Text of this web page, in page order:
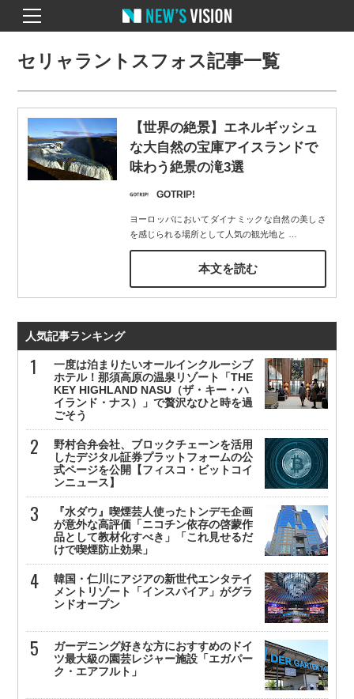
セリャラントスフォス記事一覧
【世界の絶景】エネルギッシュ
な大自然の宝庫アイスランドで
味わう絶景の滝3選
GOTRIP!
ヨーロッパにおいてダイナミックな自然の美しさ
を感じられる場所として人気の観光地と
本文を読む
人気記事ランキング
一度は泊まりたいオールインクルーシブ
ホテル！那須高原の温泉リゾート「THE
KEY HIGHLAND NASU（ザ・キー・ハ
イランド・ナス）」で贅沢なひと時を過
ごそう
野村合弁会社、ブロックチェーンを活用
したデジタル証券プラットフォームの公
式ページを公開【フィスコ・ビットコイ
ンニュース】
『水ダウ』喫煙芸人使ったトンデモ企画
が意外な高評価「ニコチン依存の啓蒙作
品として教材化すべき」「これ見せるだ
けで喫煙防止効果」
韓国・仁川にアジアの新世代エンタテイ
メントリゾート「インスパイア」がグラ
ンドオープン
ガーデニング好きな方におすすめのドイ
ツ最大級の園芸レジャー施設「エガパー
ク・エアフルト」